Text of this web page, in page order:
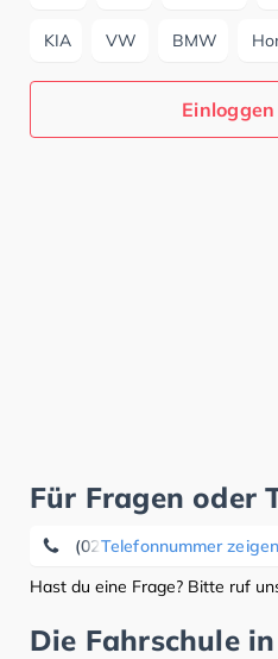
KIA VW BMW
Für Fragen oder
Telefonnummer zeigen
(0228) 85 02 79 90
Hast du eine Frage? Bitte ruf
Die Fahrschule